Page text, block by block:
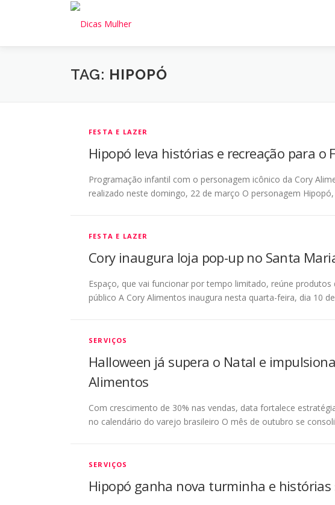
conteúdo
TAG: HIPOPÓ
FESTA E LAZER
Hipopó leva histórias e recreação para o
Programação infantil com o personagem icônico da Cory
realizado neste domingo, 22 de março O personagem
FESTA E LAZER
Cory inaugura loja pop-up no Santa
Espaço, que vai funcionar por tempo limitado, reúne
público A Cory Alimentos inaugura nesta quarta-feira, dia 10
SERVIÇOS
Halloween já supera o Natal e
Alimentos
Com crescimento de 30% nas vendas, data fortalece
no calendário do varejo brasileiro O mês de outubro se
SERVIÇOS
Hipopó ganha nova turminha e histórias